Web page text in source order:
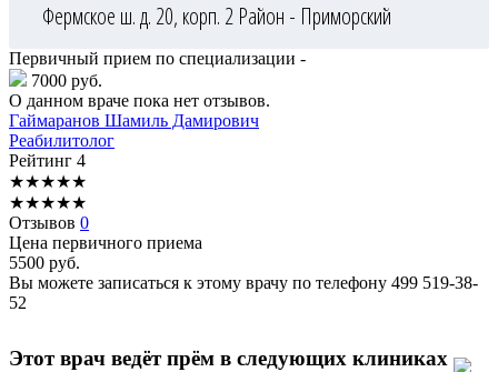
Фермское ш. д. 20, корп. 2 Район - Приморский
Первичный прием по специализации -
7000 руб.
О данном враче пока нет отзывов.
Гаймаранов Шамиль Дамирович
Реабилитолог
Рейтинг 4
★★★★★
★★★★★
Отзывов 0
Цена первичного приема
5500 руб.
Вы можете записаться к этому врачу по телефону 499 519-38-
52
Этот врач ведёт прём в следующих клиниках